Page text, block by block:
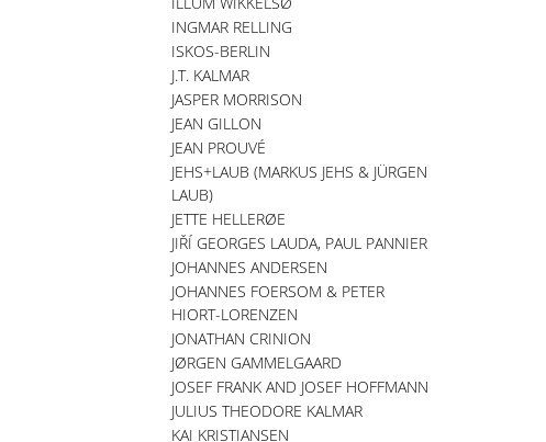
INGMAR RELLING
ISKOS-BERLIN
J.T. KALMAR
JASPER MORRISON
JEAN GILLON
JEAN PROUVÉ
JEHS+LAUB (MARKUS JEHS & JÜRGEN
LAUB)
JETTE HELLERØE
JIŘÍ GEORGES LAUDA, PAUL PANNIER
JOHANNES ANDERSEN
JOHANNES FOERSOM & PETER
HIORT-LORENZEN
JONATHAN CRINION
JØRGEN GAMMELGAARD
JOSEF FRANK AND JOSEF HOFFMANN
JULIUS THEODORE KALMAR
KAI KRISTIANSEN